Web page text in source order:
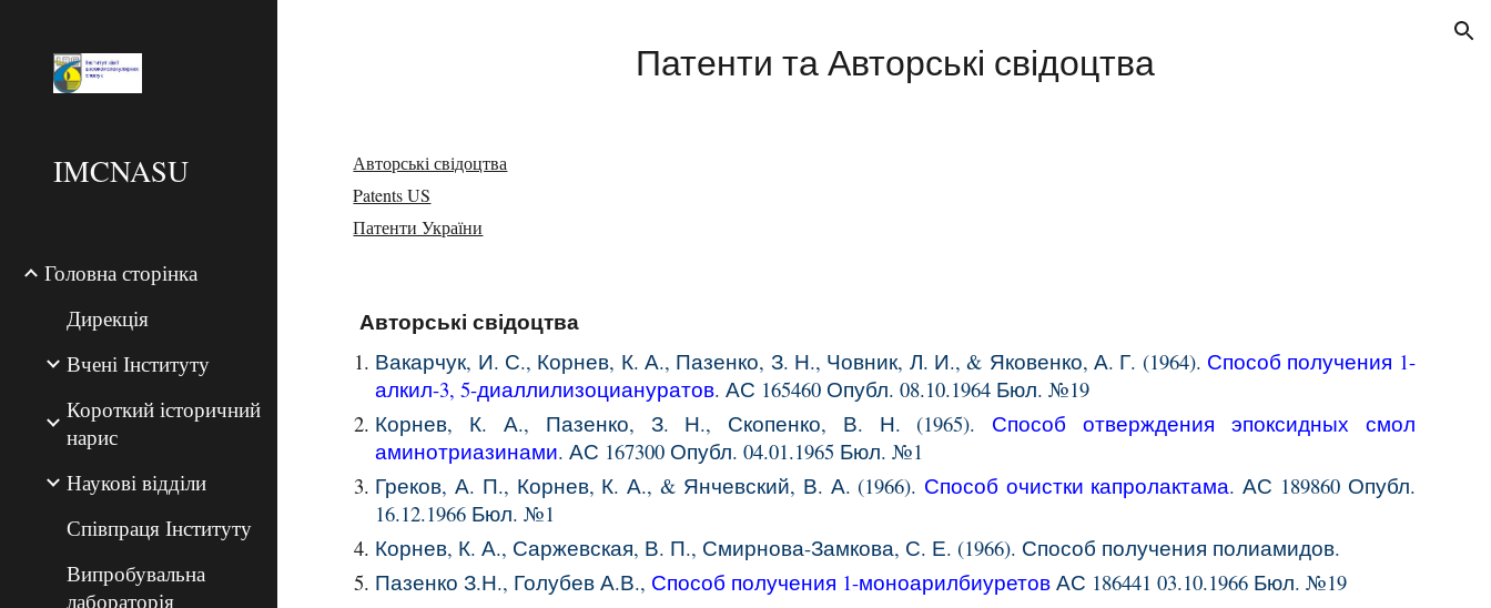
IMCNASU
Головна сторінка
Дирекція
Вчені Інституту
Короткий історичний
нарис
Наукові відділи
Співпраця Інституту
Випробувальна
лабораторія
Патенти та Авторські свідоцтва
Авторські свідоцтва
Patents US
Патенти України
Авторські свідоцтва
Вакарчук, И. С., Корнев, К. А., Пазенко, З. Н., Човник, Л. И., & Яковенко, А. Г. (1964). Способ получения 1-
алкил-3, 5-диаллилизоциануратов. АС 165460 Опубл. 08.10.1964 Бюл. №19
Корнев, К. А., Пазенко, З. Н., Скопенко, В. Н. (1965). Способ отверждения эпоксидных смол
аминотриазинами. АС 167300 Опубл.04.01.1965 Бюл. №1
Греков, А. П., Корнев, К. А., & Янчевский, В. А. (1966). Способ очистки капролактама. АС 189860 Опубл.
16.12.1966 Бюл. №1
Корнев, К. А., Саржевская, В. П., Смирнова-Замкова, С. Е. (1966). Способ получения полиамидов.
Пазенко З.Н., Голубев А.В., Способ получения 1-моноарилбиуретов АС 186441 03.10.1966 Бюл. №19